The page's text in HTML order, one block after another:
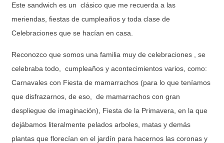
Este sandwich es un clásico que me recuerda a las
meriendas, fiestas de cumpleaños y toda clase de
Celebraciones que se hacían en casa.
Reconozco que somos una familia muy de celebraciones , se
celebraba todo, cumpleaños y acontecimientos varios, como:
Carnavales con Fiesta de mamarrachos (para lo que teníamos
que disfrazarnos, de eso, de mamarrachos con gran
despliegue de imaginación), Fiesta de la Primavera, en la que
dejábamos literalmente pelados arboles, matas y demás
plantas que florecían en el jardín para hacernos las coronas y